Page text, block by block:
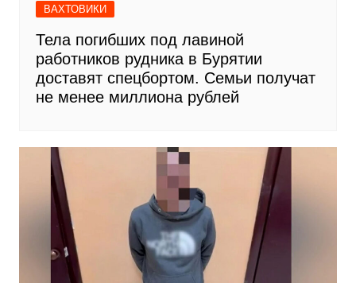
ВАХТОВИКИ
Тела погибших под лавиной
работников рудника в Бурятии
доставят спецбортом. Семьи получат
не менее миллиона рублей